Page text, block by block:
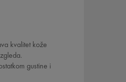
kvalitet kože
gustine i